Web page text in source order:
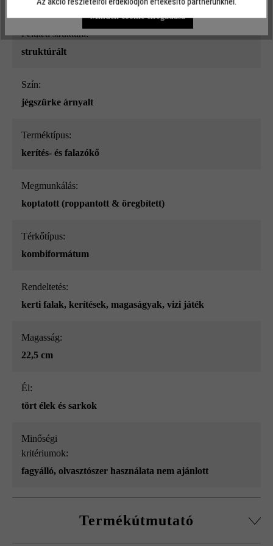
Felületi struktúra:
struktúrált
Szín:
jégszürke árnyalt
Terméktípus:
kerítés- és falazókő
megmunkálás:
koptatott (roppantott & öregbített)
Térkőtípus:
kombiformátum
Rendeltetés:
kerti falak, kerítések, magaságyak, vizi játék
Magasság:
22,5 cm
él:
tört élek és sarkok
Minőségi
kritériumok:
fagyálló, olvasztószer használata nem ajánlott
Termékútmutató
Minden cookie elfogadása